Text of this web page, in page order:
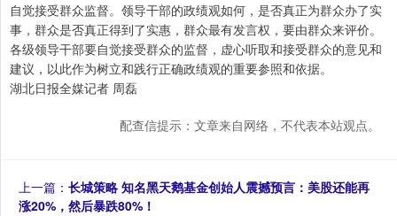
自觉接受群众监督。领导干部的政绩观如何，是否真正为群众办了实
事，群众是否真正得到了实惠，群众最有发言权，要由群众来评价。
各级领导干部要自觉接受群众的监督，虚心听取和接受群众的意见和
建议，以此作为树立和践行正确政绩观的重要参照和依据。
湖北日报全媒记者 周磊
配查信提示：文章来自网络，不代表本站观点。
上一篇： 长城策略 知名黑天鹅基金创始人震撼预言：美股还能再
涨20%，然后暴跌80%！